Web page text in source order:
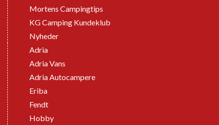
Mortens Campingtips
KG Camping Kundeklub
Nyheder
Adria
Adria Vans
Adria Autocampere
Eriba
Fendt
Hobby